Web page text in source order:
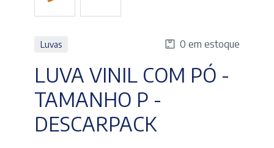
Luvas 0 em estoque
LUVA VINIL COM PÓ -
TAMANHO P -
DESCARPACK